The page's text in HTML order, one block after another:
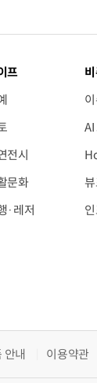
프
전시
문화
·레저
안내 이용약관